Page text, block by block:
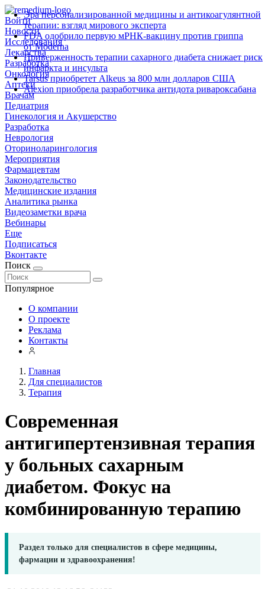
Войти
Новости
Исследования
Лекарства
Разработка
Онкология
Аптеки
Врачам
Педиатрия
Гинекология и Акушерство
Разработка
Неврология
Оториноларингология
Мероприятия
Фармацевтам
Законодательство
Медицинские издания
Аналитика рынка
Видеозаметки врача
Вебинары
Еще
Подписаться
Вконтакте
Поиск
Популярное
Эра персонализированной медицины и антикоагулянтной
терапии: взгляд мирового эксперта
FDA одобрило первую мРНК‑вакцину против гриппа
от Moderna
Приверженность терапии сахарного диабета снижает риск
инфаркта и инсульта
Tarsus приобретет Alkeus за 800 млн долларов США
Alexion приобрела разработчика антидота ривароксабана
О компании
О проекте
Реклама
Контакты
Главная
Для специалистов
Терапия
Cовременная
антигипертензивная терапия
у больных сахарным
диабетом. Фокус на
комбинированную терапию
Раздел только для специалистов в сфере медицины,
фармации и здравоохранения!